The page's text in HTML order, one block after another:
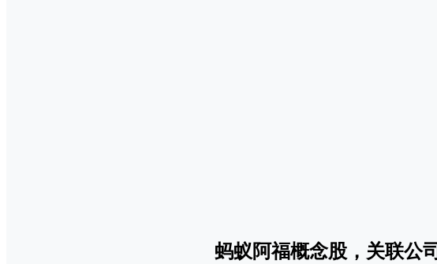
蚂蚁阿福概念股，关联公